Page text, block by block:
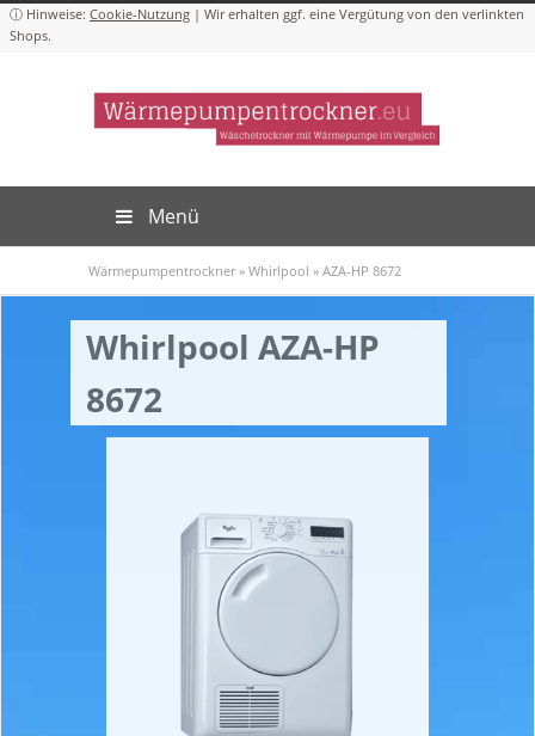
Cookie-Nutzung
Menü
Wärmepumpentrockner » Whirlpool » AZA-HP 8672
Whirlpool AZA-HP
8672